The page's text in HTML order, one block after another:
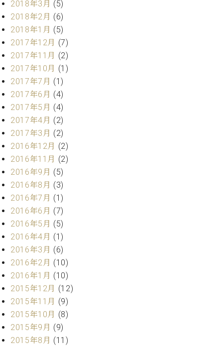
2018年3月 (5)
2018年2月 (6)
2018年1月 (5)
2017年12月 (7)
2017年11月 (2)
2017年10月 (1)
2017年7月 (1)
2017年6月 (4)
2017年5月 (4)
2017年4月 (2)
2017年3月 (2)
2016年12月 (2)
2016年11月 (2)
2016年9月 (5)
2016年8月 (3)
2016年7月 (1)
2016年6月 (7)
2016年5月 (5)
2016年4月 (1)
2016年3月 (6)
2016年2月 (10)
2016年1月 (10)
2015年12月 (12)
2015年11月 (9)
2015年10月 (8)
2015年9月 (9)
2015年8月 (11)